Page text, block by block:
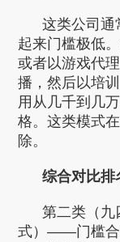
这类公司通
起来门槛极低
或者以游戏代
播，然后以培
用从几千到几
格。这类模式
除。
综合对比排
第二类（九
式）——门槛合